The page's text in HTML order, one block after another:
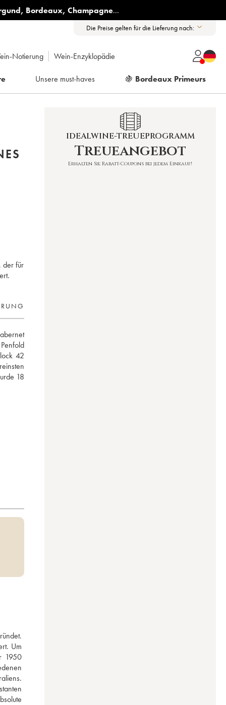
, Bordeaux, Champagne...
Die Preise gelten für die Lieferung nach:
Notierung Wein-Enzyklopädie
Unsere must-haves 🍇 Bordeaux Primeurs
der für
42
18
Um
1950
IDEALWINE-TREUEPROGRAMM
Treueangebot
Erhalten Sie Rabatt-Coupons bei jedem Einkauf!